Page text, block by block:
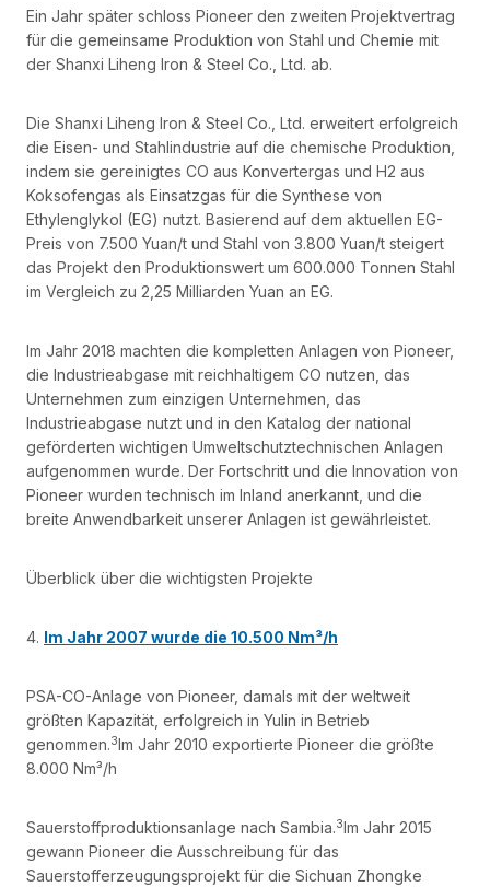
Ein Jahr später schloss Pioneer den zweiten Projektvertrag
für die gemeinsame Produktion von Stahl und Chemie mit
der Shanxi Liheng Iron & Steel Co., Ltd. ab.
Die Shanxi Liheng Iron & Steel Co., Ltd. erweitert erfolgreich
die Eisen- und Stahlindustrie auf die chemische Produktion,
indem sie gereinigtes CO aus Konvertergas und H2 aus
Koksofengas als Einsatzgas für die Synthese von
Ethylenglykol (EG) nutzt. Basierend auf dem aktuellen EG-
Preis von 7.500 Yuan/t und Stahl von 3.800 Yuan/t steigert
das Projekt den Produktionswert um 600.000 Tonnen Stahl
im Vergleich zu 2,25 Milliarden Yuan an EG.
Im Jahr 2018 machten die kompletten Anlagen von Pioneer,
die Industrieabgase mit reichhaltigem CO nutzen, das
Unternehmen zum einzigen Unternehmen, das
Industrieabgase nutzt und in den Katalog der national
geförderten wichtigen Umweltschutztechnischen Anlagen
aufgenommen wurde. Der Fortschritt und die Innovation von
Pioneer wurden technisch im Inland anerkannt, und die
breite Anwendbarkeit unserer Anlagen ist gewährleistet.
Überblick über die wichtigsten Projekte
4. Im Jahr 2007 wurde die 10.500 Nm³/h
PSA-CO-Anlage von Pioneer, damals mit der weltweit
größten Kapazität, erfolgreich in Yulin in Betrieb
genommen.3Im Jahr 2010 exportierte Pioneer die größte
8.000 Nm³/h
Sauerstoffproduktionsanlage nach Sambia.3Im Jahr 2015
gewann Pioneer die Ausschreibung für das
Sauerstofferzeugungsprojekt für die Sichuan Zhongke